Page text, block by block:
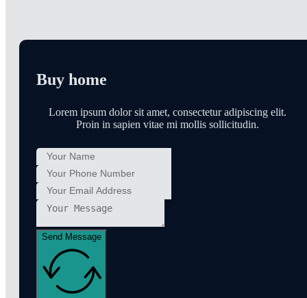
Buy home
Lorem ipsum dolor sit amet, consectetur adipiscing elit.
Proin in sapien vitae mi mollis sollicitudin.
Send Message